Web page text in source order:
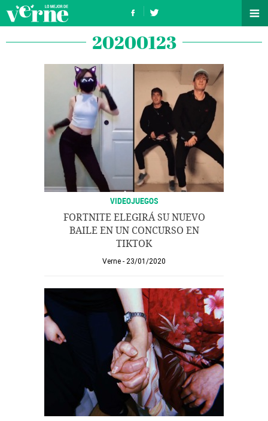
20200123
VIDEOJUEGOS
FORTNITE ELEGIRÁ SU NUEVO
BAILE EN UN CONCURSO EN
TIKTOK
Verne 23/01/2020